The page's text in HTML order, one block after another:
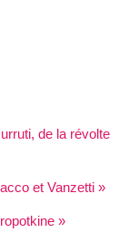
de la révolte
et Vanzetti »
»